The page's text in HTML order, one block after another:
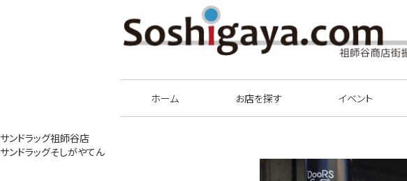
ホーム お店を探す イベント
サンドラッグ祖師谷店
サンドラッグそしがやてん